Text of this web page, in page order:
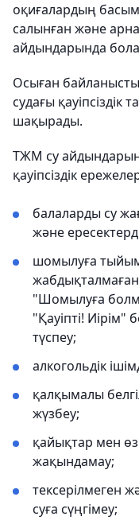
оқиғалардың
салынған және
айдындарында
Осыған
судағы қауіпсіздік
шақырады.
ТЖМ су
қауіпсіздік
балаларды су
және
шомылуға
"Шомылуға
"Қауіпті! Иірім"
түспеу;
алкогольдік
қалқымалы
жүзбеу;
қайықтар мен
жақындамау;
тексерілмеген
суға сүңгімеу;